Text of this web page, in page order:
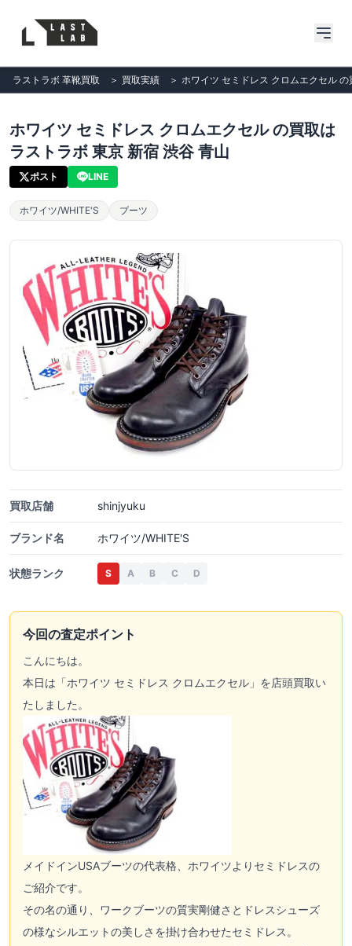
ラストラボ 革靴買取 ＞ 買取実績 ＞ ホワイツ セミドレス クロムエクセル
ホワイツ セミドレス クロムエクセル の買取は
ラストラボ 東京 新宿 渋谷 青山
ポスト LINE
ホワイツ/WHITE'S ブーツ
買取店舗 shinjyuku
ブランド名 ホワイツ/WHITE'S
状態ランク S A B C D
今回の査定ポイント
こんにちは。
本日は「ホワイツ セミドレス クロムエクセル」を店頭買取い
たしました。
メイドインUSAブーツの代表格、ホワイツよりセミドレスの
ご紹介です。
その名の通り、ワークブーツの質実剛健さとドレスシューズ
の様なシルエットの美しさを掛け合わせたセミドレス。